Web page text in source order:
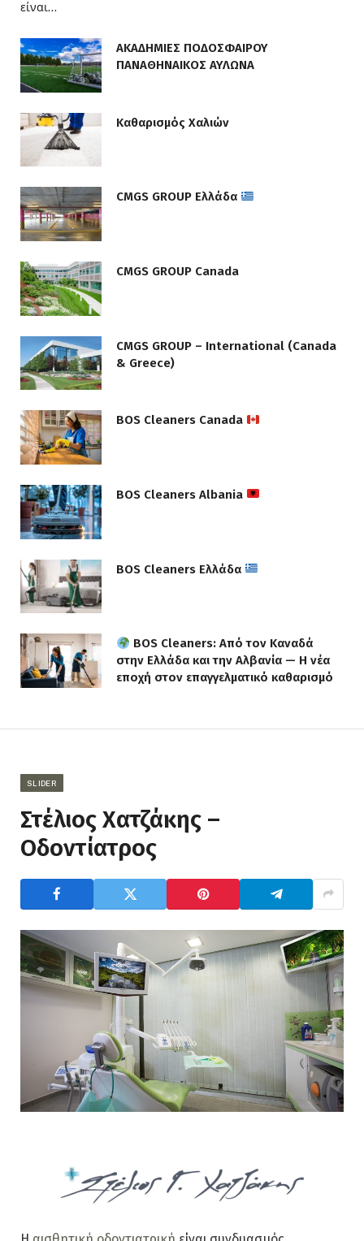
είναι…
ΑΚΑΔΗΜΙΕΣ ΠΟΔΟΣΦΑΙΡΟΥ
ΠΑΝΑΘΗΝΑΙΚΟΣ ΑΥΛΩΝΑ
Καθαρισμός Χαλιών
CMGS GROUP Ελλάδα
CMGS GROUP Canada
CMGS GROUP – International (Canada
& Greece)
BOS Cleaners Canada
BOS Cleaners Albania
BOS Cleaners Ελλάδα
BOS Cleaners: Από τον Καναδά
στην Ελλάδα και την Αλβανία — Η νέα
εποχή στον επαγγελματικό καθαρισμό
SLIDER
Στέλιος Χατζάκης –
Οδοντίατρος